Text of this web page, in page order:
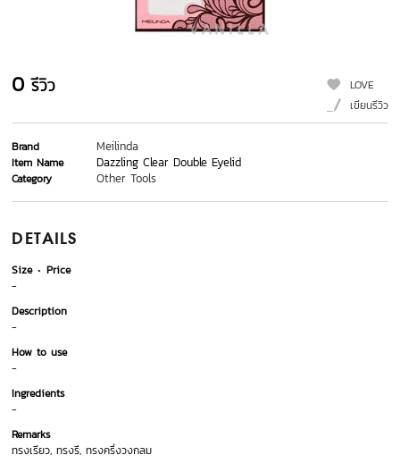
0 รีวิว
LOVE
เขียนรีวิว
Brand Meilinda
Item Name Dazzling Clear Double Eyelid
Category Other Tools
DETAILS
Size
Price
-
Description
-
How to use
-
Ingredients
-
Remarks
ทรงเรียว, ทรงรี, ทรงครึ่งวงกลม